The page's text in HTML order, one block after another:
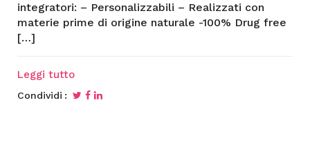
integratori: – Personalizzabili – Realizzati con
materie prime di origine naturale -100% Drug free
[…]
Leggi tutto
Condividi